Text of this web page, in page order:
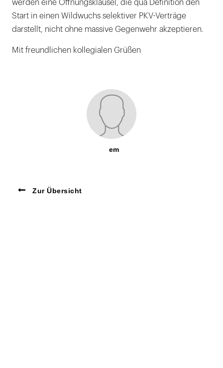
werden eine Öffnungsklausel, die qua Definition den
Start in einen Wildwuchs selektiver PKV-Verträge
darstellt, nicht ohne massive Gegenwehr akzeptieren.
Mit freundlichen kollegialen Grüßen
em
Zur Übersicht